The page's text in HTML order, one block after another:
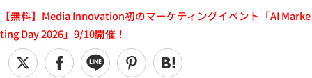
【無料】Media Innovation初のマーケティングイベント「AI Marke
ting Day 2026」9/10開催！